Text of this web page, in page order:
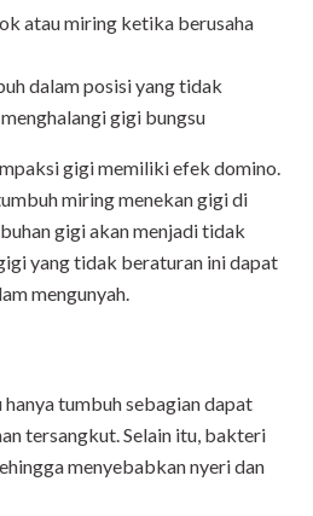
atau miring ketika berusaha
dalam posisi yang tidak
gigi bungsu
gigi memiliki efek domino.
miring menekan gigi di
gigi akan menjadi tidak
yang tidak beraturan ini dapat
mengunyah.
tumbuh sebagian dapat
tersangkut. Selain itu, bakteri
menyebabkan nyeri dan